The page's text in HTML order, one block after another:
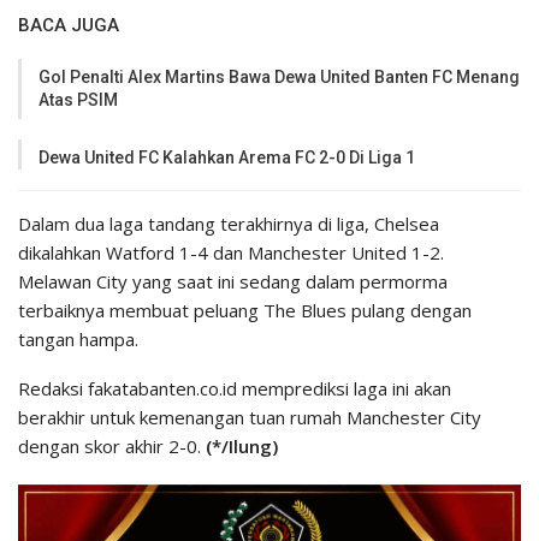
BACA JUGA
Gol Penalti Alex Martins Bawa Dewa United Banten FC Menang
Atas PSIM
Dewa United FC Kalahkan Arema FC 2-0 Di Liga 1
Dalam dua laga tandang terakhirnya di liga, Chelsea
dikalahkan Watford 1-4 dan Manchester United 1-2.
Melawan City yang saat ini sedang dalam permorma
terbaiknya membuat peluang The Blues pulang dengan
tangan hampa.
Redaksi fakatabanten.co.id memprediksi laga ini akan
berakhir untuk kemenangan tuan rumah Manchester City
dengan skor akhir 2-0. (*/Ilung)